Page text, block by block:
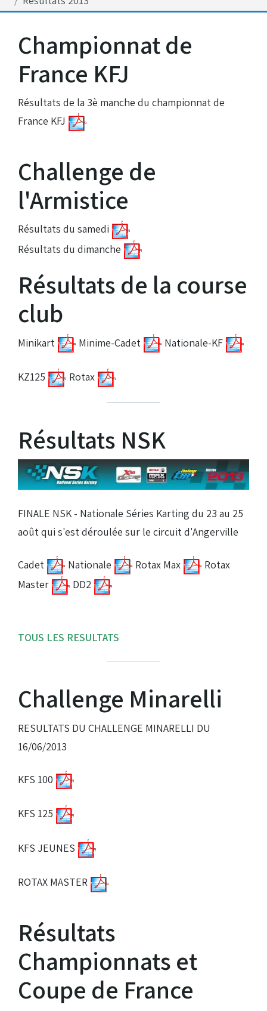
Championnat de
France KFJ
Résultats de la 3è manche du championnat de
France KFJ
Challenge de
l'Armistice
Résultats du samedi
Résultats du dimanche
Résultats de la course
club
Minikart Minime-Cadet Nationale-KF
KZ125 Rotax
Résultats NSK
FINALE NSK - Nationale Séries Karting du 23 au 25
août qui s'est déroulée sur le circuit d'Angerville
Cadet Nationale Rotax Max
Rotax
Master
DD2
TOUS LES RESULTATS
Challenge Minarelli
RESULTATS DU CHALLENGE MINARELLI DU
16/06/2013
KFS 100
KFS 125
KFS JEUNES
ROTAX MASTER
Résultats
Championnats et
Coupe de France
Bénévoles
Les 50 ans du club
Dons aux associations
Accès au circuit
Horaires d'ouverture
Equipements Vidéo
Droits de piste
Homologation circuit